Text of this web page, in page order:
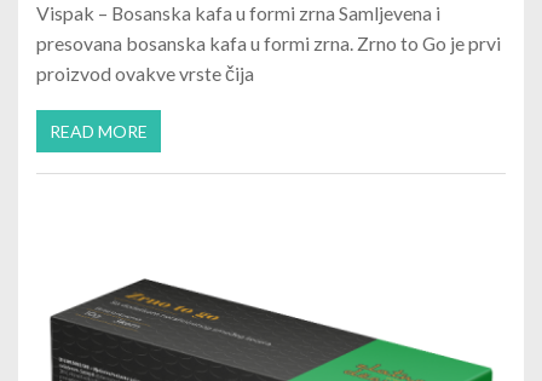
Vispak – Bosanska kafa u formi zrna Samljevena i
presovana bosanska kafa u formi zrna. Zrno to Go je prvi
proizvod ovakve vrste čija
READ MORE